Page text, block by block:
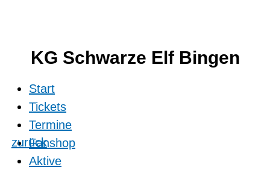
KG Schwarze Elf Bingen
Start
Tickets
Termine
Fanshop
Aktive
zurück